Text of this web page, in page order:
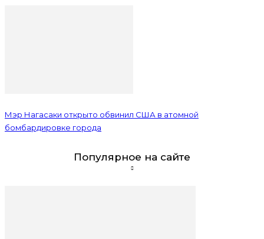
Мэр Нагасаки открыто обвинил США в атомной
бомбардировке города
Популярное на сайте